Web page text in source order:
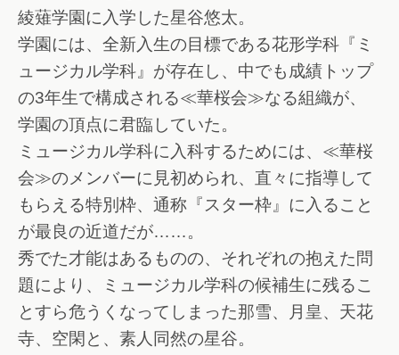
綾薙学園に入学した星谷悠太。
学園には、全新入生の目標である花形学科『ミ
ュージカル学科』が存在し、中でも成績トップ
の3年生で構成される≪華桜会≫なる組織が、
学園の頂点に君臨していた。
ミュージカル学科に入科するためには、≪華桜
会≫のメンバーに見初められ、直々に指導して
もらえる特別枠、通称『スター枠』に入ること
が最良の近道だが……。
秀でた才能はあるものの、それぞれの抱えた問
題により、ミュージカル学科の候補生に残るこ
とすら危うくなってしまった那雪、月皇、天花
寺、空閑と、素人同然の星谷。